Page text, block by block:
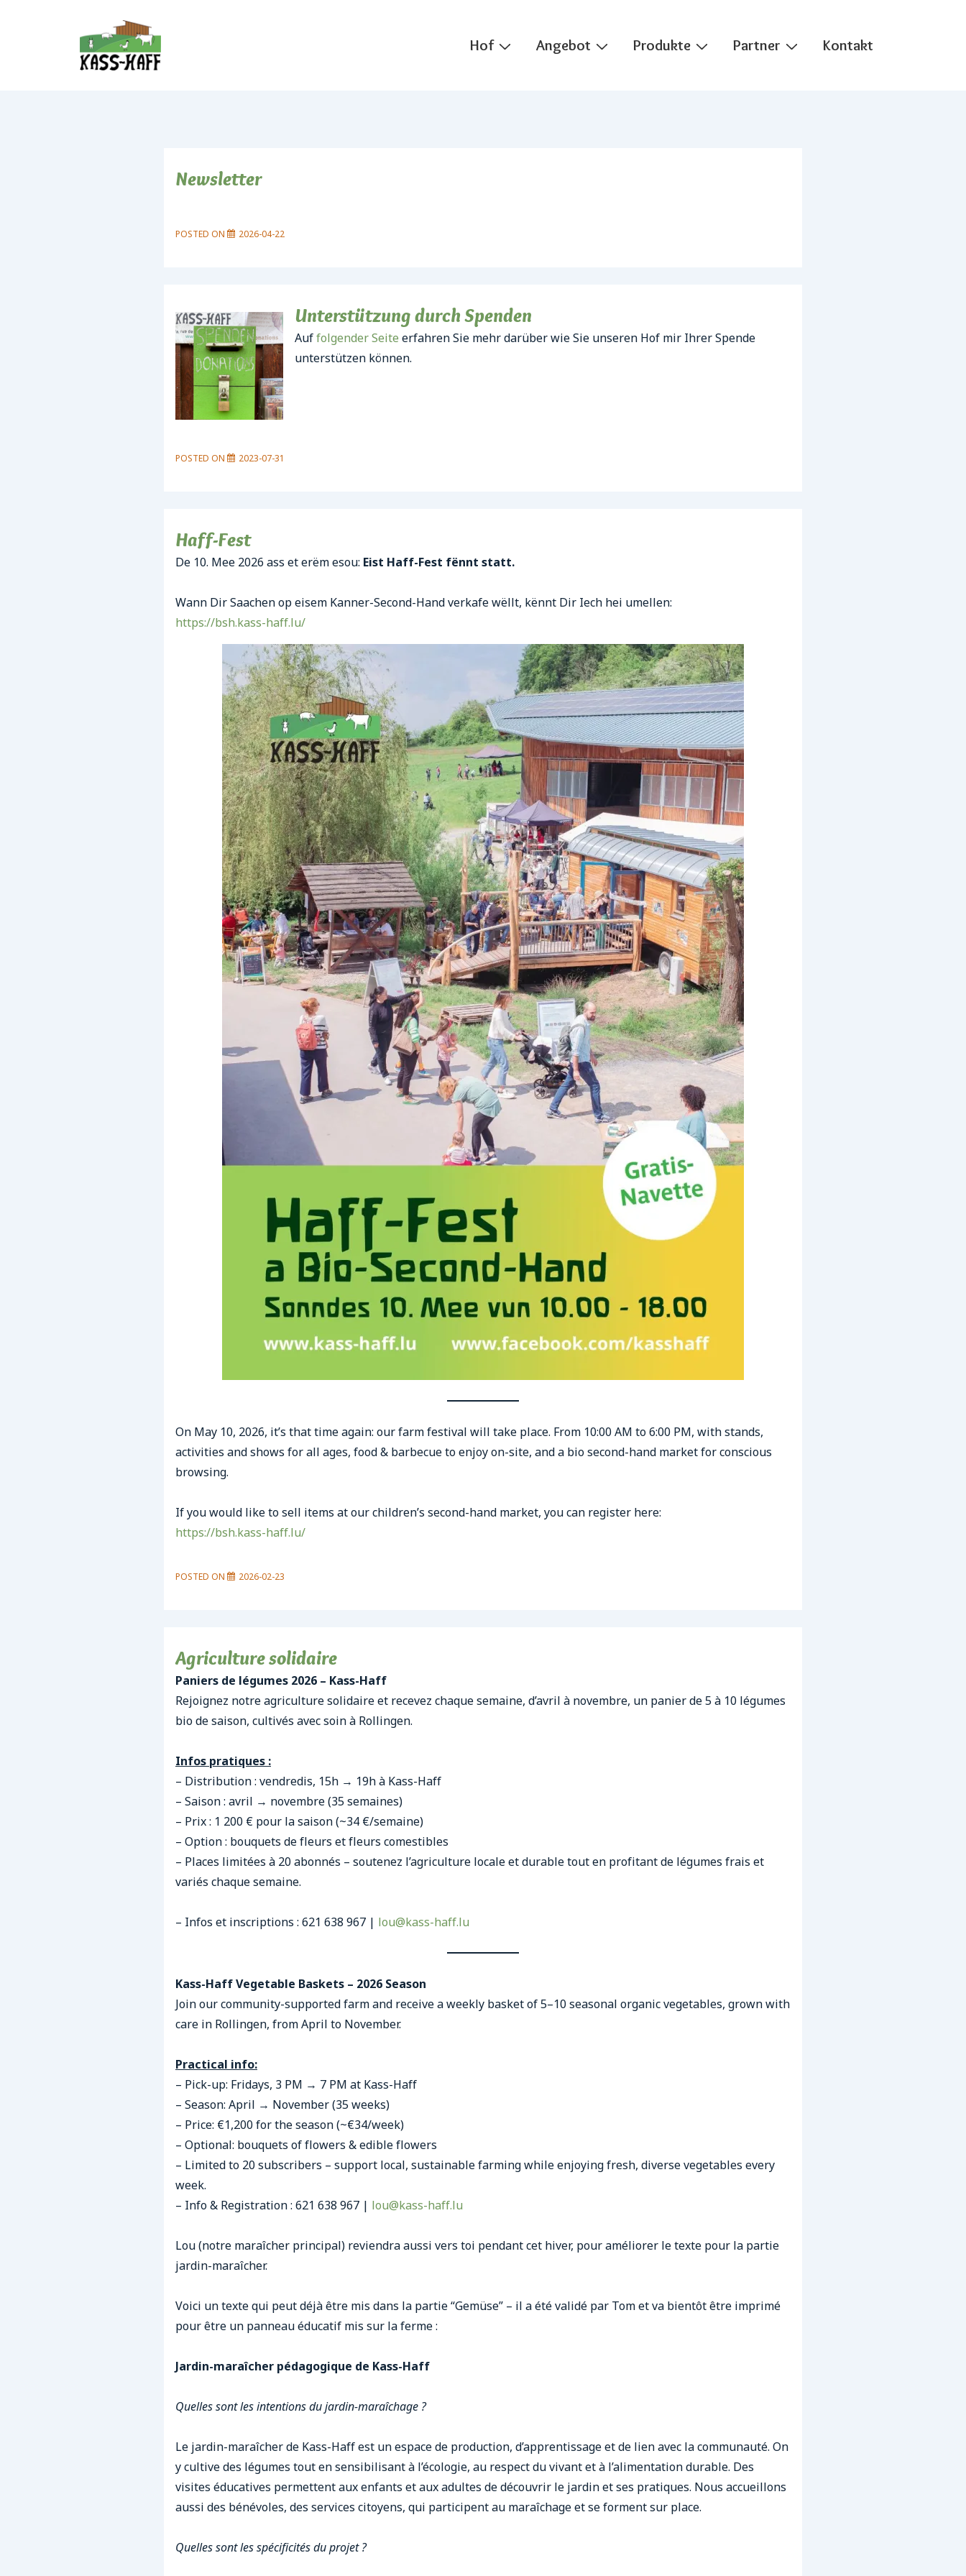
Navigation
Hof Angebot Produkte Partner Kontakt
Newsletter
POSTED ON 2026-04-22
Unterstützung durch Spenden
Auffolgender Seite erfahren Sie mehr darüber wie Sie unseren Hof mir Ihrer Spende
unterstützen können.
POSTED ON 2023-07-31
Haff-Fest
De 10. Mee 2026 ass et erëm esou: Eist Haff-Fest fënnt statt.
Wann Dir Saachen op eisem Kanner-Second-Hand verkafe wëllt, kënnt Dir Iech hei umellen:
https://bsh.kass-haff.lu/
On May 10, 2026, it’s that time again: our farm festival will take place. From 10:00 AM to 6:00 PM, with stands,
activities and shows for all ages, food & barbecue to enjoy on-site, and a bio second-hand market for conscious
browsing.
If you would like to sell items at our children’s second-hand market, you can register here:
https://bsh.kass-haff.lu/
POSTED ON 2026-02-23
Agriculture solidaire
Paniers de légumes 2026 – Kass-Haff
Rejoignez notre agriculture solidaire et recevez chaque semaine, d’avril à novembre, un panier de 5 à 10 légumes
bio de saison, cultivés avec soin à Rollingen.
Infos pratiques :
– Distribution : vendredis, 15h → 19h à Kass-Haff
– Saison : avril → novembre (35 semaines)
– Prix : 1 200 € pour la saison (~34 €/semaine)
– Option : bouquets de fleurs et fleurs comestibles
– Places limitées à 20 abonnés – soutenez l’agriculture locale et durable tout en profitant de légumes frais et
variés chaque semaine.
– Infos et inscriptions : 621 638 967 | lou@kass-haff.lu
Kass-Haff Vegetable Baskets – 2026 Season
Join our community-supported farm and receive a weekly basket of 5–10 seasonal organic vegetables, grown with
care in Rollingen, from April to November.
Practical info:
– Pick-up: Fridays, 3 PM → 7 PM at Kass-Haff
– Season: April → November (35 weeks)
– Price: €1,200 for the season (~€34/week)
– Optional: bouquets of flowers & edible flowers
– Limited to 20 subscribers – support local, sustainable farming while enjoying fresh, diverse vegetables every
week.
– Info & Registration : 621 638 967 | lou@kass-haff.lu
Lou (notre maraîcher principal) reviendra aussi vers toi pendant cet hiver, pour améliorer le texte pour la partie
jardin-maraîcher.
Voici un texte qui peut déjà être mis dans la partie “Gemüse” – il a été validé par Tom et va bientôt être imprimé
pour être un panneau éducatif mis sur la ferme :
Jardin-maraîcher pédagogique de Kass-Haff
Quelles sont les intentions du jardin-maraîchage ?
Le jardin-maraîcher de Kass-Haff est un espace de production, d’apprentissage et de lien avec la communauté. On
y cultive des légumes tout en sensibilisant à l’écologie, au respect du vivant et à l’alimentation durable. Des
visites éducatives permettent aux enfants et aux adultes de découvrir le jardin et ses pratiques. Nous accueillons
aussi des bénévoles, des services citoyens, qui participent au maraîchage et se forment sur place.
Quelles sont les spécificités du projet ?